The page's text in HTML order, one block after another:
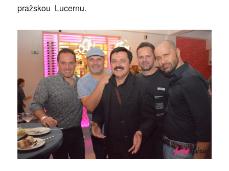
pražskou Lucernu.